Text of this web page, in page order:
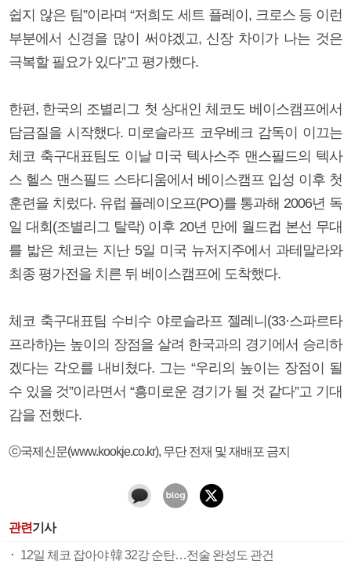
쉽지 않은 팀”이라며 “저희도 세트 플레이, 크로스 등 이런
부분에서 신경을 많이 써야겠고, 신장 차이가 나는 것은
극복할 필요가 있다”고 평가했다.
한편, 한국의 조별리그 첫 상대인 체코도 베이스캠프에서
담금질을 시작했다. 미로슬라프 코우베크 감독이 이끄는
체코 축구대표팀도 이날 미국 텍사스주 맨스필드의 텍사
스 헬스 맨스필드 스타디움에서 베이스캠프 입성 이후 첫
훈련을 치렀다. 유럽 플레이오프(PO)를 통과해 2006년 독
일 대회(조별리그 탈락) 이후 20년 만에 월드컵 본선 무대
를 밟은 체코는 지난 5일 미국 뉴저지주에서 과테말라와
최종 평가전을 치른 뒤 베이스캠프에 도착했다.
체코 축구대표팀 수비수 야로슬라프 젤레니(33·스파르타
프라하)는 높이의 장점을 살려 한국과의 경기에서 승리하
겠다는 각오를 내비쳤다. 그는 “우리의 높이는 장점이 될
수 있을 것”이라면서 “흥미로운 경기가 될 것 같다”고 기대
감을 전했다.
ⓒ국제신문(www.kookje.co.kr), 무단 전재 및 재배포 금지
관련기사
12일 체코 잡아야 韓 32강 순탄…전술 완성도 관건